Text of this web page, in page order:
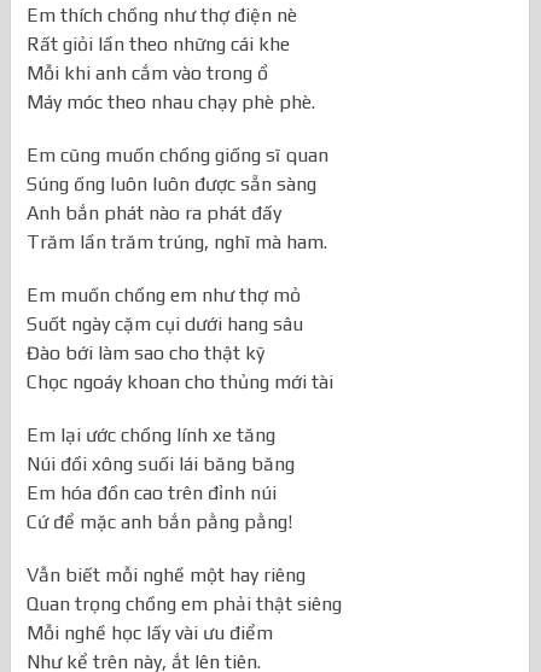
Em thích chồng như thợ điện nè
Rất giỏi lần theo những cái khe
Mỗi khi anh cắm vào trong ổ
Máy móc theo nhau chạy phè phè.
Em cũng muốn chồng giống sĩ quan
Súng ống luôn luôn được sẵn sàng
Anh bắn phát nào ra phát đấy
Trăm lần trăm trúng, nghĩ mà ham.
Em muốn chồng em như thợ mỏ
Suốt ngày cặm cụi dưới hang sâu
Đào bới làm sao cho thật kỹ
Chọc ngoáy khoan cho thủng mới tài
Em lại ước chồng lính xe tăng
Núi đồi xông suối lái băng băng
Em hóa đồn cao trên đỉnh núi
Cứ để mặc anh bắn pằng pằng!
Vẫn biết mỗi nghề một hay riêng
Quan trọng chồng em phải thật siêng
Mỗi nghề học lấy vài ưu điểm
Như kể trên này, ắt lên tiên.